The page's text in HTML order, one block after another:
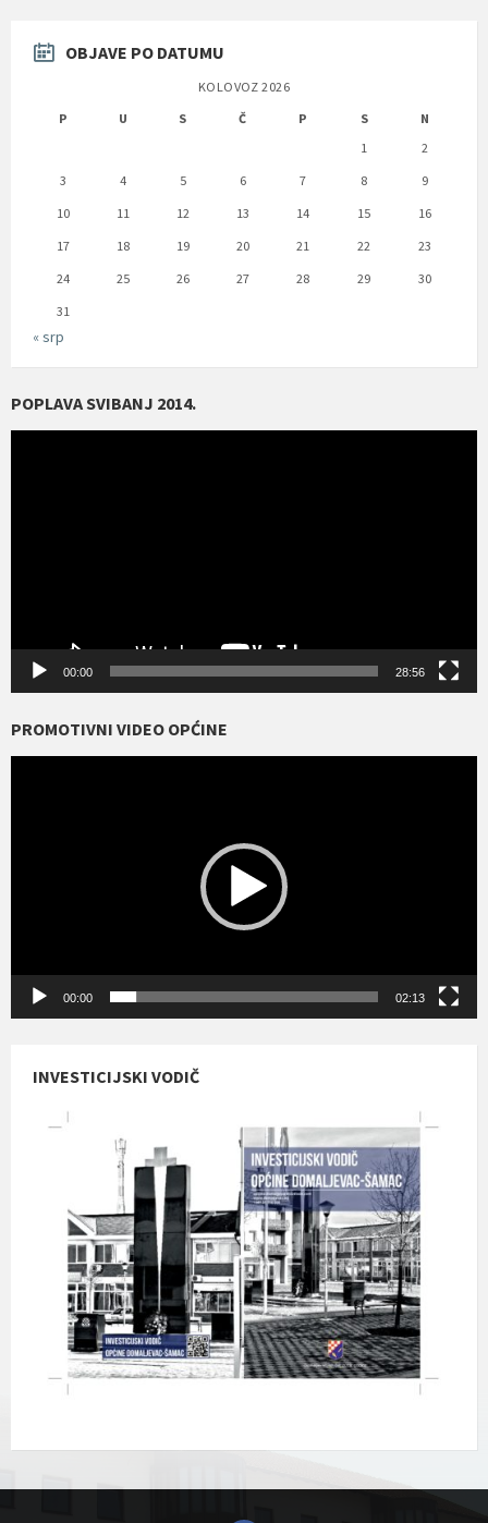
OBJAVE PO DATUMU
KOLOVOZ 2026
P
U S Č P S
N
1
2
3
4 5 6 7 8
9
10
11 12 13 14 15
16
17
18 19 20 21 22
23
24
25 26 27 28 29
30
31
« srp
POPLAVA SVIBANJ 2014.
00:00 28:56
PROMOTIVNI VIDEO OPĆINE
00:00 02:13
INVESTICIJSKI VODIČ